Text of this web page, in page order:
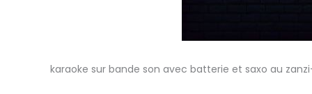
karaoke sur bande son avec batterie et saxo au